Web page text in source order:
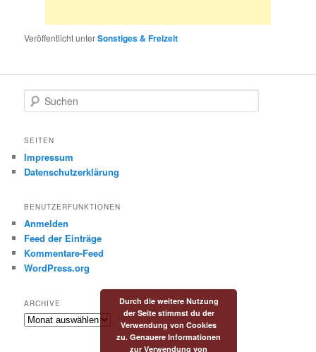
Veröffentlicht unterSonstiges & Freizeit
u
h
n
SEITEN
Impressum
Datenschutzerklärung
BENUTZERFUNKTIONEN
Anmelden
Feed der Einträge
Kommentare-Feed
WordPress.org
ARCHIVE
Archive
Durch die weitere Nutzung
der Seite stimmst du der
Verwendung von Cookies
zu. Genauere Informationen
zur Verwendung von